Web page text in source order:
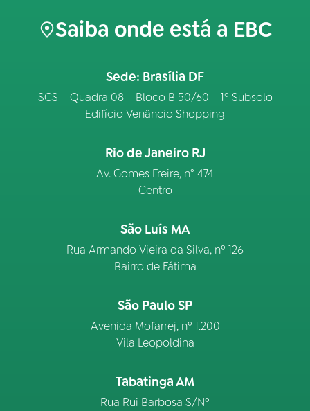
Saiba onde está a EBC
Sede: Brasília DF
SCS – Quadra 08 – Bloco B 50/60 – 1º Subsolo
Edifício Venâncio Shopping
Rio de Janeiro RJ
Av. Gomes Freire, n° 474
Centro
São Luís MA
Rua Armando Vieira da Silva, nº 126
Bairro de Fátima
São Paulo SP
Avenida Mofarrej, nº 1.200
Vila Leopoldina
Tabatinga AM
Rua Rui Barbosa S/Nº